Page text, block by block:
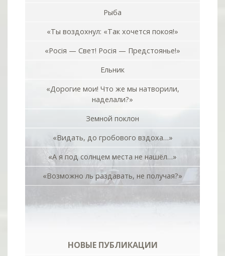
Рыба
«Ты воздохнул: «Так хочется покоя!»
«Росiя — Свет! Росiя — Предстоянье!»
Ельник
«Дорогие мои! Что же мы натворили,
наделали?»
Земной поклон
«Видать, до гробового вздоха…»
«А я под солнцем места не нашёл…»
«Возможно ль раздавать, не получая?»
НОВЫЕ ПУБЛИКАЦИИ